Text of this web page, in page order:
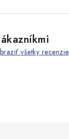
všetky recenzie